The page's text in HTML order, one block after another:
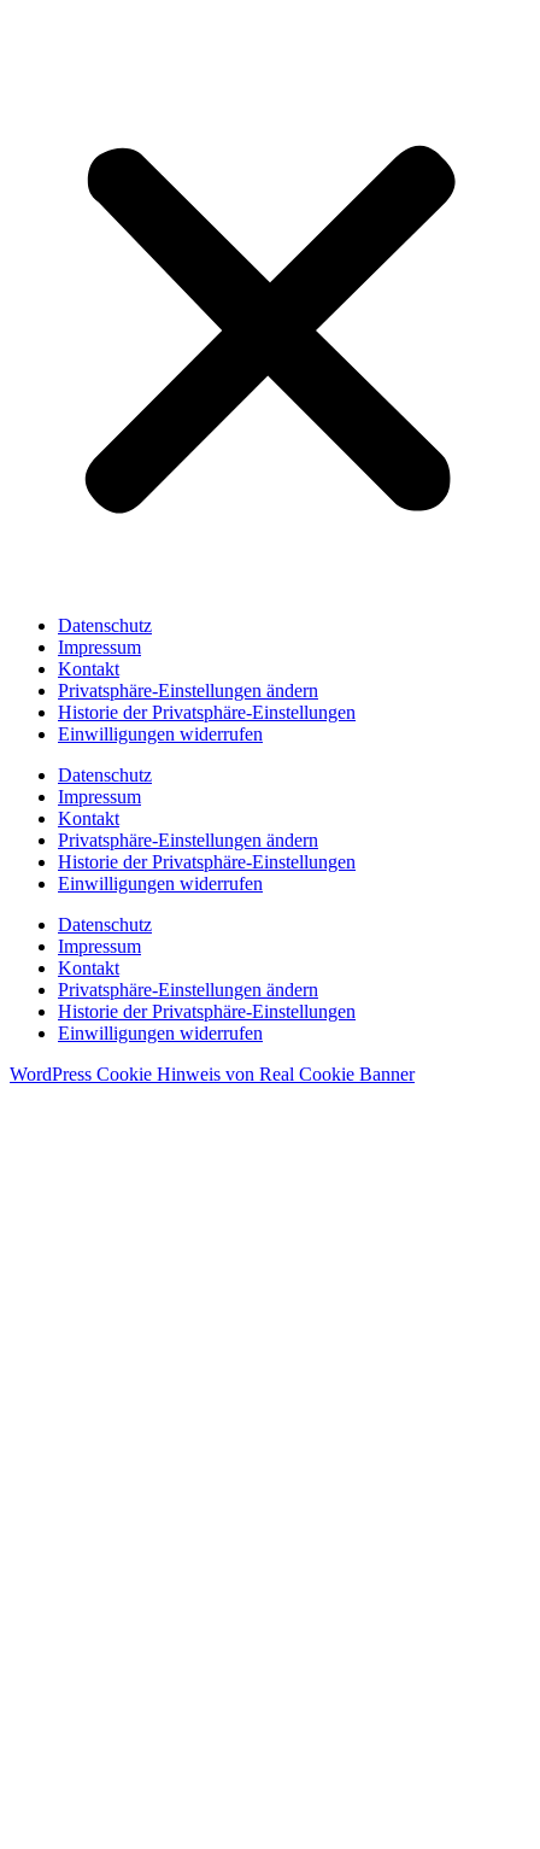
Datenschutz
Impressum
Kontakt
Privatsphäre-Einstellungen ändern
Historie der Privatsphäre-Einstellungen
Einwilligungen widerrufen
Datenschutz
Impressum
Kontakt
Privatsphäre-Einstellungen ändern
Historie der Privatsphäre-Einstellungen
Einwilligungen widerrufen
Datenschutz
Impressum
Kontakt
Privatsphäre-Einstellungen ändern
Historie der Privatsphäre-Einstellungen
Einwilligungen widerrufen
WordPress Cookie Hinweis von Real Cookie Banner